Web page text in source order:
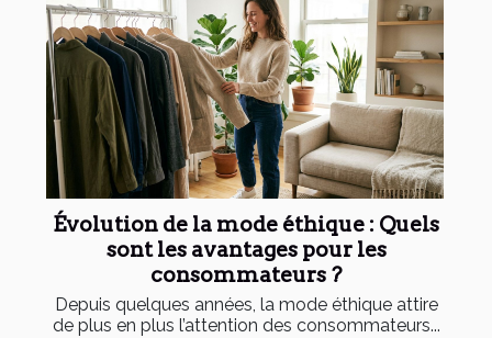
Évolution de la mode éthique : Quels
sont les avantages pour les
consommateurs ?
Depuis quelques années, la mode éthique attire
de plus en plus l’attention des consommateurs...